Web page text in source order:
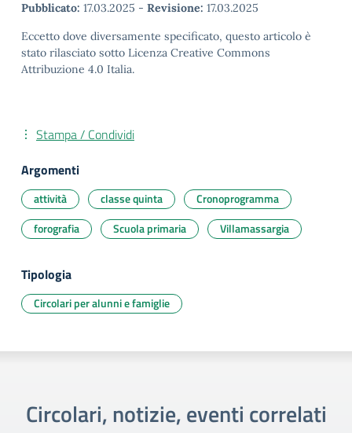
Pubblicato: 17.03.2025 - Revisione: 17.03.2025
Eccetto dove diversamente specificato, questo articolo è
stato rilasciato sotto Licenza Creative Commons
Attribuzione 4.0 Italia.
Stampa / Condividi
Argomenti
attività classe quinta
Cronoprogramma
forografia
Scuola primaria Villamassargia
Tipologia
Circolari per alunni e famiglie
Circolari, notizie, eventi correlati